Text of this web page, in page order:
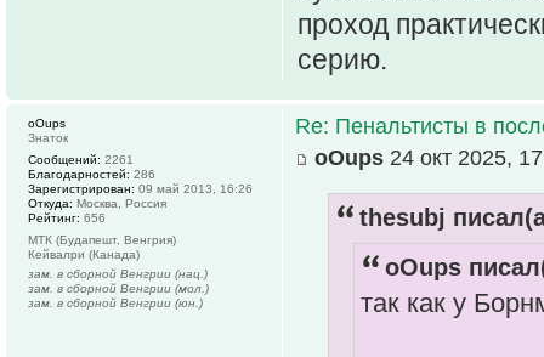
проход
серию.
Re: Пенальтисты в
oOups 24 окт 2025,
thesubj
oOups
так как у
oOups
Знаток
Сообщений: 2261
Благодарностей: 286
Зарегистрирован: 09 май 2013, 16:26
Откуда: Москва, Россия
Рейтинг: 656
МТК (Будапешт, Венгрия)
Кейвалри (Канада)
зам. в сборной Венгрии (нац.)
зам. в сборной Венгрии (мол.)
зам. в сборной Венгрии (юн.)